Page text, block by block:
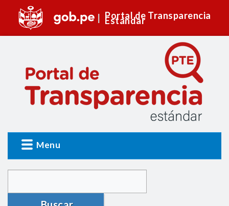
Portal de Transparencia
Estándar
Menu